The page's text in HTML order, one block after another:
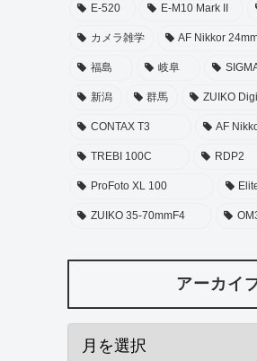
E-520 E-M10 Mark II
カメラ雑学 AF Nikkor
福島 岐阜
新潟 群馬 ZUIKO
CONTAX T3 AF
TREBI 100C RDP2
ProFoto XL 100
ZUIKO 35-70mmF4
アーカイ